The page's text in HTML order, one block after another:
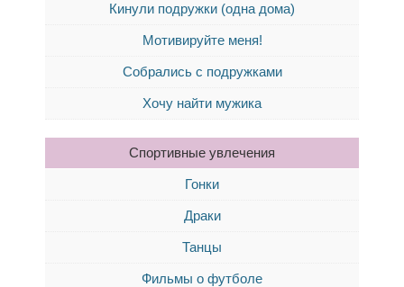
Кинули подружки (одна дома)
Мотивируйте меня!
Собрались с подружками
Хочу найти мужика
Спортивные увлечения
Гонки
Драки
Танцы
Фильмы о футболе